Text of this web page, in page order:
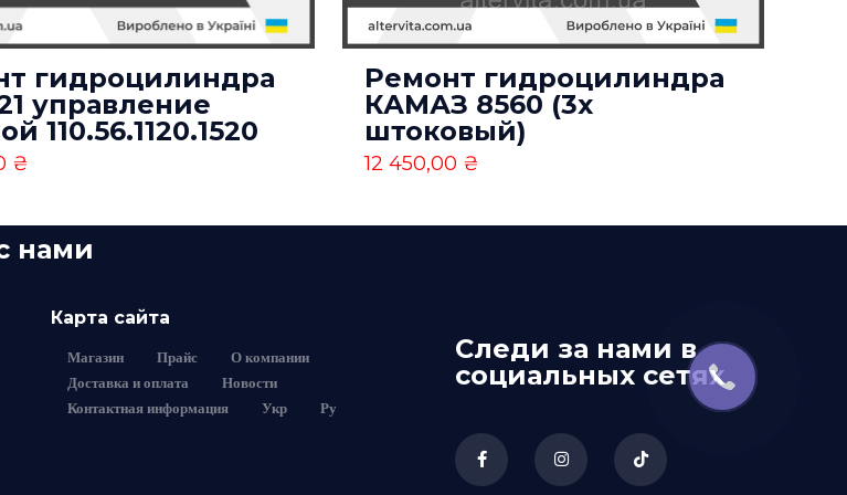
Сохранить моё имя,
email и адрес сайта в
моих комментариев.
гидроцилиндра
управление
110.56.1120.1520
₴
Ремонт гидроцилиндра
КАМАЗ 8560 (3х
штоковый)
12 450,00 ₴
нами
Карта сайта
Магазин Прайс
О компании
Доставка и оплата
Новости
Контактная информация
Укр Ру
Следи за нами в
социальных сетях